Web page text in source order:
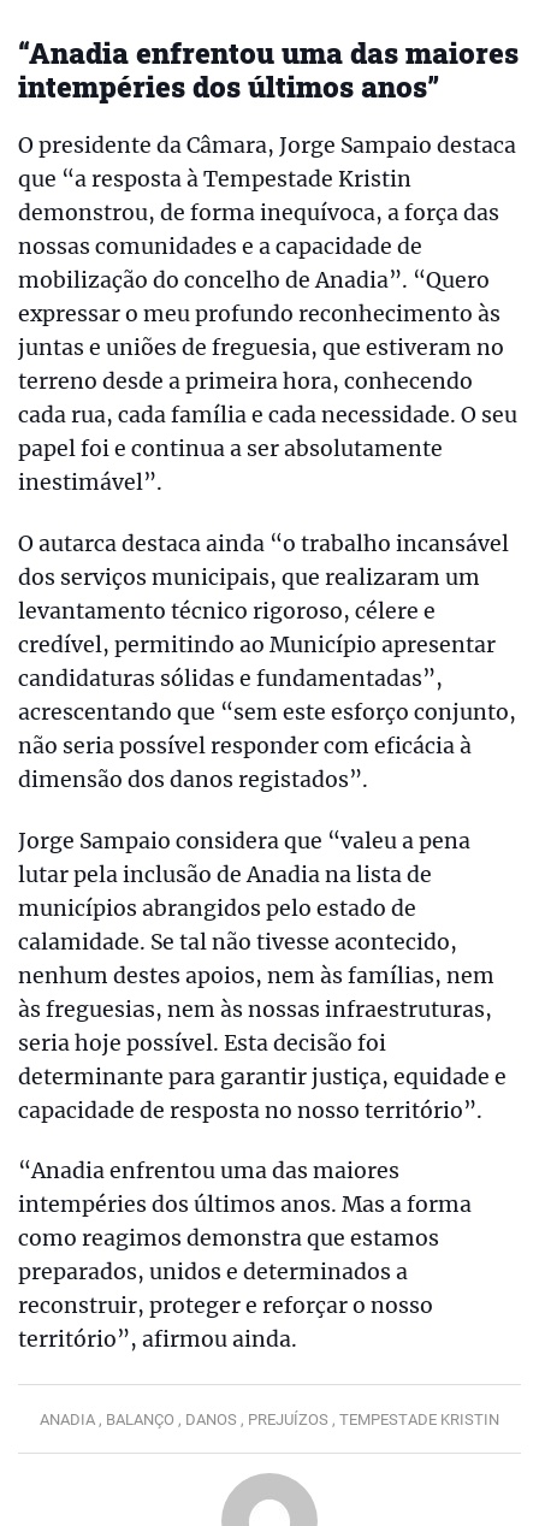
“Anadia enfrentou uma das maiores
intempéries dos últimos anos”
O presidente da Câmara, Jorge Sampaio destaca
que “a resposta à Tempestade Kristin
demonstrou, de forma inequívoca, a força das
nossas comunidades e a capacidade de
mobilização do concelho de Anadia”. “Quero
expressar o meu profundo reconhecimento às
juntas e uniões de freguesia, que estiveram no
terreno desde a primeira hora, conhecendo
cada rua, cada família e cada necessidade. O seu
papel foi e continua a ser absolutamente
inestimável”.
O autarca destaca ainda “o trabalho incansável
dos serviços municipais, que realizaram um
levantamento técnico rigoroso, célere e
credível, permitindo ao Município apresentar
candidaturas sólidas e fundamentadas”,
acrescentando que “sem este esforço conjunto,
não seria possível responder com eficácia à
dimensão dos danos registados”.
Jorge Sampaio considera que “valeu a pena
lutar pela inclusão de Anadia na lista de
municípios abrangidos pelo estado de
calamidade. Se tal não tivesse acontecido,
nenhum destes apoios, nem às famílias, nem
às freguesias, nem às nossas infraestruturas,
seria hoje possível. Esta decisão foi
determinante para garantir justiça, equidade e
capacidade de resposta no nosso território”.
“Anadia enfrentou uma das maiores
intempéries dos últimos anos. Mas a forma
como reagimos demonstra que estamos
preparados, unidos e determinados a
reconstruir, proteger e reforçar o nosso
território”, afirmou ainda.
ANADIA , BALANÇO , DANOS , PREJUÍZOS , TEMPESTADE KRISTIN